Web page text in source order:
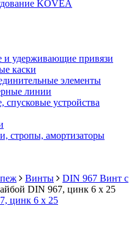
KOVEA
и удерживающие привязи
каски
элементы
линии
спусковые устройства
стропы, амортизаторы
Винты
DIN 967 Винт с
DIN 967, цинк 6 х 25